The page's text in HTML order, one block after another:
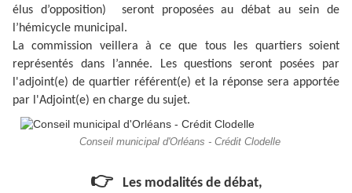
élus d’opposition) seront proposées au débat au sein de
l’hémicycle municipal.
La commission veillera à ce que tous les quartiers soient
représentés dans l’année. Les questions seront posées par
l'adjoint(e) de quartier référent(e) et la réponse sera apportée
par l'Adjoint(e) en charge du sujet.
Conseil municipal d'Orléans - Crédit Clodelle
👉 Les modalités de débat,